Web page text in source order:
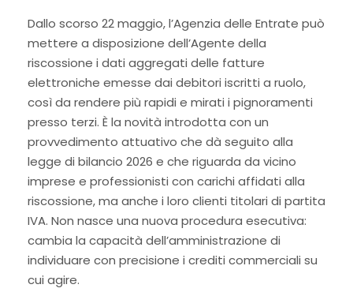
Dallo scorso 22 maggio, l’Agenzia delle Entrate può
mettere a disposizione dell’Agente della
riscossione i dati aggregati delle fatture
elettroniche emesse dai debitori iscritti a ruolo,
così da rendere più rapidi e mirati i pignoramenti
presso terzi. È la novità introdotta con un
provvedimento attuativo che dà seguito alla
legge di bilancio 2026 e che riguarda da vicino
imprese e professionisti con carichi affidati alla
riscossione, ma anche i loro clienti titolari di partita
IVA. Non nasce una nuova procedura esecutiva:
cambia la capacità dell’amministrazione di
individuare con precisione i crediti commerciali su
cui agire.